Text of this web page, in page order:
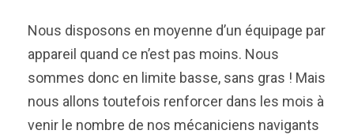
Nous disposons en moyenne d’un équipage par
appareil quand ce n’est pas moins. Nous
sommes donc en limite basse, sans gras ! Mais
nous allons toutefois renforcer dans les mois à
venir le nombre de nos mécaniciens navigants